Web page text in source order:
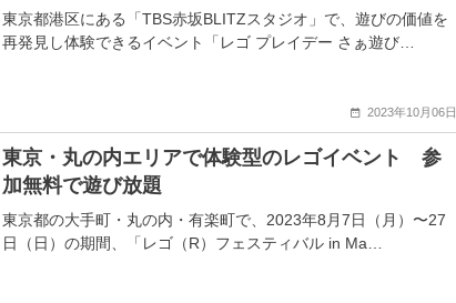
東京都港区にある「TBS赤坂BLITZスタジオ」で、遊びの価値を
再発見し体験できるイベント「レゴ プレイデー さぁ遊び…
2023年10月06日
東京・丸の内エリアで体験型のレゴイベント 参
加無料で遊び放題
東京都の大手町・丸の内・有楽町で、2023年8月7日（月）〜27
日（日）の期間、「レゴ（R）フェスティバル in Ma…